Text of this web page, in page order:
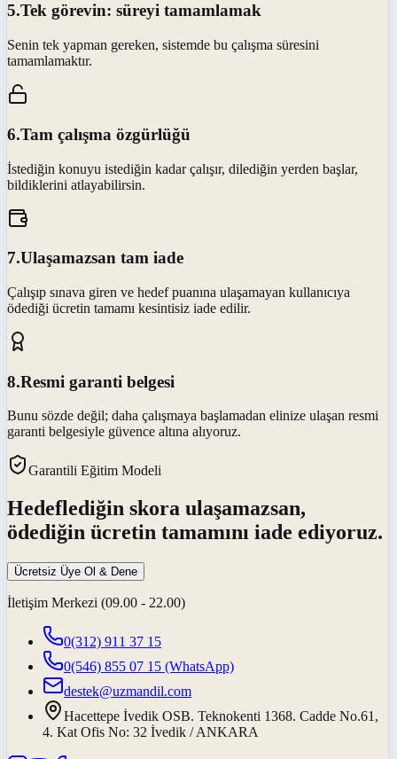
5.Tek görevin: süreyi tamamlamak
Senin tek yapman gereken, sistemde bu çalışma süresini
tamamlamaktır.
6.Tam çalışma özgürlüğü
İstediğin konuyu istediğin kadar çalışır, dilediğin yerden başlar,
bildiklerini atlayabilirsin.
7.Ulaşamazsan tam iade
Çalışıp sınava giren ve hedef puanına ulaşamayan kullanıcıya
ödediği ücretin tamamı kesintisiz iade edilir.
8.Resmi garanti belgesi
Bunu sözde değil; daha çalışmaya başlamadan elinize ulaşan resmi
garanti belgesiyle güvence altına alıyoruz.
Garantili Eğitim Modeli
Hedeflediğin skora ulaşamazsan,
ödediğin ücretin tamamını iade ediyoruz.
Ücretsiz Üye Ol & Dene
İletişim Merkezi (09.00 - 22.00)
0(312) 911 37 15
0(546) 855 07 15 (WhatsApp)
destek@uzmandil.com
Hacettepe İvedik OSB. Teknokenti 1368. Cadde No.61,
4. Kat Ofis No: 32 İvedik / ANKARA